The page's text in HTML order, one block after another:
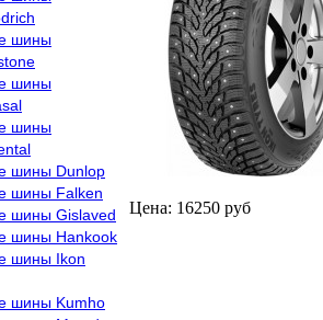
шины
шины
шины
шины Dunlop
шины Falken
шины Gislaved
шины Hankook
шины Ikon
шины Kumho
Цена: 16250 руб